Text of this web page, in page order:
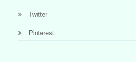
Twitter
Pinterest